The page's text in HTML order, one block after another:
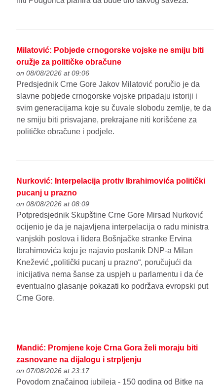
Milatović: Pobjede crnogorske vojske ne smiju biti
oružje za političke obračune
on 08/08/2026 at 09:06
Predsjednik Crne Gore Jakov Milatović poručio je da
slavne pobjede crnogorske vojske pripadaju istoriji i
svim generacijama koje su čuvale slobodu zemlje, te da
ne smiju biti prisvajane, prekrajane niti korišćene za
političke obračune i podjele.
Nurković: Interpelacija protiv Ibrahimovića politički
pucanj u prazno
on 08/08/2026 at 08:09
Potpredsjednik Skupštine Crne Gore Mirsad Nurković
ocijenio je da je najavljena interpelacija o radu ministra
vanjskih poslova i lidera Bošnjačke stranke Ervina
Ibrahimovića koju je najavio poslanik DNP-a Milan
Knežević „politički pucanj u prazno“, poručujući da
inicijativa nema šanse za uspjeh u parlamentu i da će
eventualno glasanje pokazati ko podržava evropski put
Crne Gore.
Mandić: Promjene koje Crna Gora želi moraju biti
zasnovane na dijalogu i strpljenju
on 07/08/2026 at 23:17
Povodom značajnog jubileja - 150 godina od Bitke na